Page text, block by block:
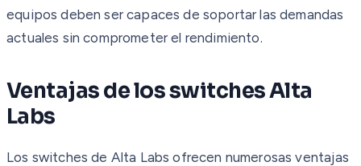
equipos deben ser capaces de soportar las demandas
actuales sin comprometer el rendimiento.
Ventajas de los switches Alta
Labs
Los switches de Alta Labs ofrecen numerosas ventajas